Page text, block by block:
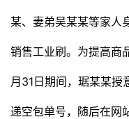
某、妻弟吴某某等家人
销售工业刷。为提高商
月31日期间，琚某某
递空包单号，随后在网